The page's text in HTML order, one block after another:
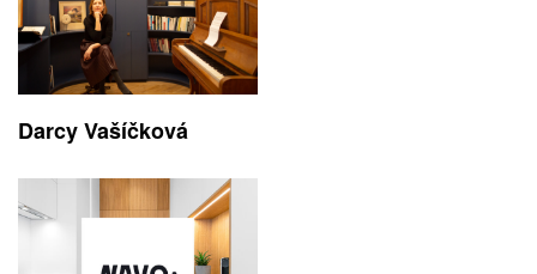
Darcy Vašíčková